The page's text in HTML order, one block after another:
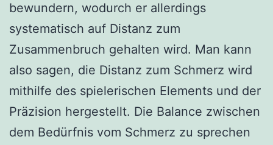
bewundern, wodurch er allerdings
systematisch auf Distanz zum
Zusammenbruch gehalten wird. Man kann
also sagen, die Distanz zum Schmerz wird
mithilfe des spielerischen Elements und der
Präzision hergestellt. Die Balance zwischen
dem Bedürfnis vom Schmerz zu sprechen